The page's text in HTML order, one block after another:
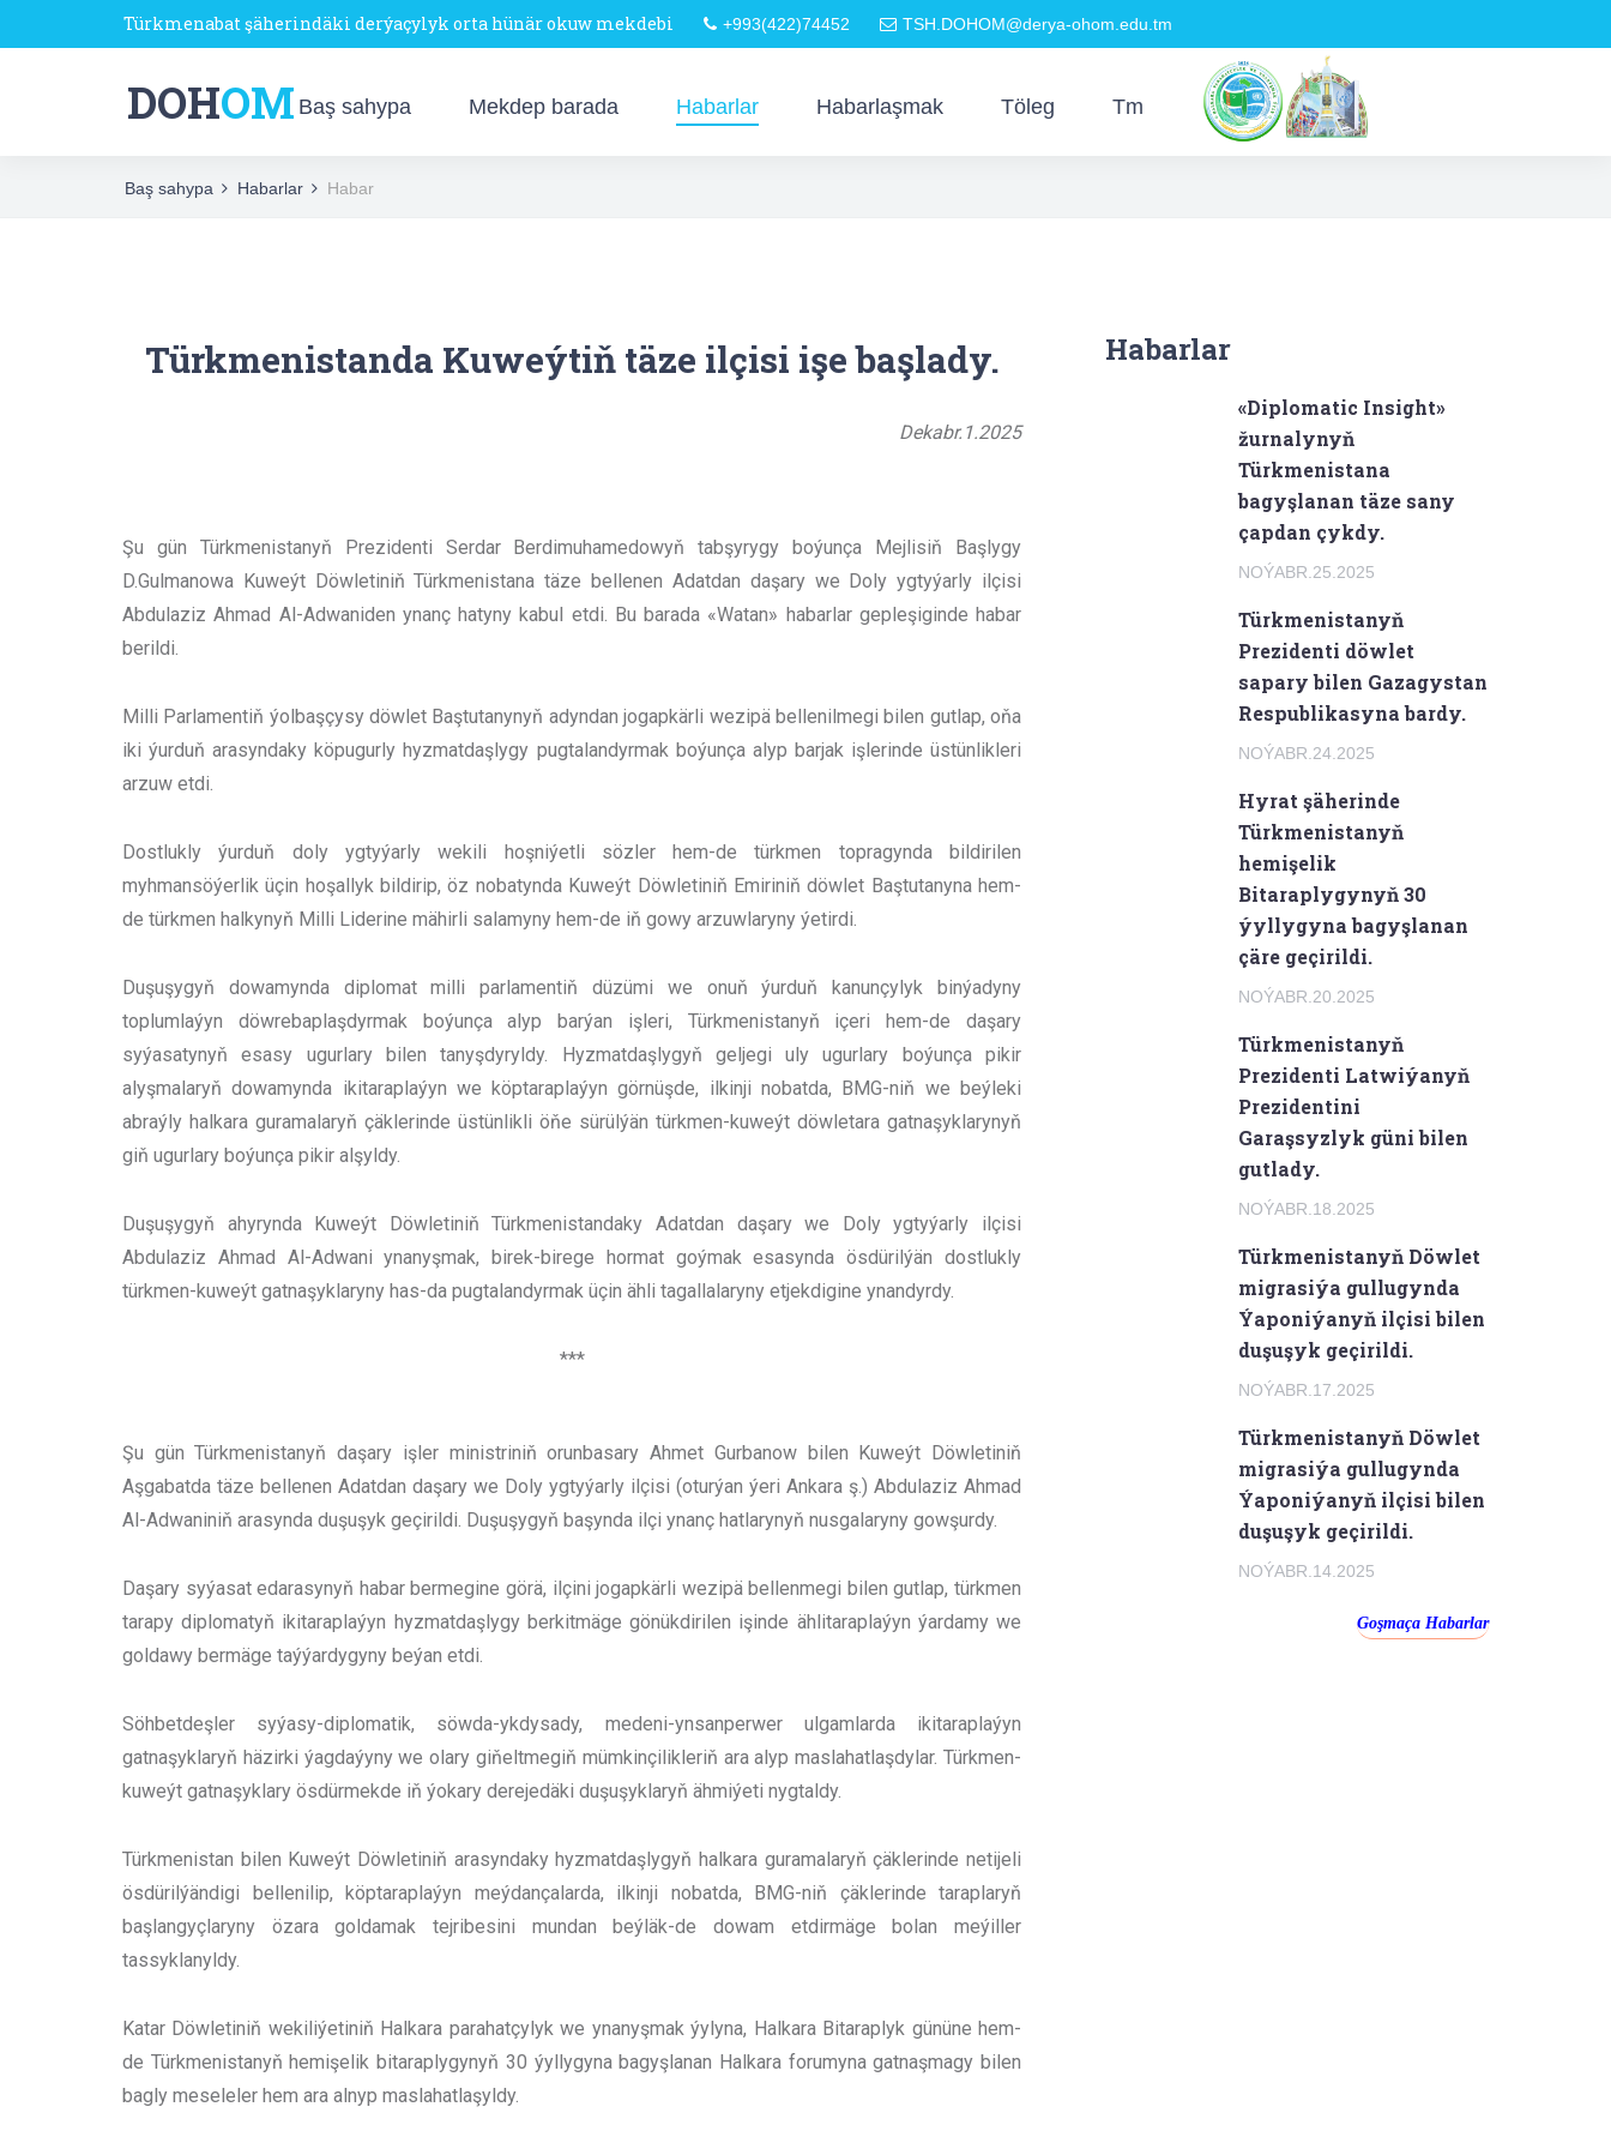
Türkmenabat şäherindäki derýaçylyk orta hünär okuw mekdebi +993(422)74452 TSH.DOHOM@derya-ohom.edu.tm
DOHOM Baş sahypa Mekdep barada Habarlar Habarlaşmak Töleg Tm
Baş sahypa Habarlar Habar
Türkmenistanda Kuweýtiň täze ilçisi işe başlady.
Dekabr.1.2025
Şu gün Türkmenistanyň Prezidenti Serdar Berdimuhamedowyň tabşyrygy boýunça Mejlisiň Başlygy
D.Gulmanowa Kuweýt Döwletiniň Türkmenistana täze bellenen Adatdan daşary we Doly ygtyýarly ilçisi
Abdulaziz Ahmad Al-Adwaniden ynanç hatyny kabul etdi. Bu barada «Watan» habarlar gepleşiginde habar
berildi.
Milli Parlamentiň ýolbaşçysy döwlet Baştutanynyň adyndan jogapkärli wezipä bellenilmegi bilen gutlap, oňa
iki ýurduň arasyndaky köpugurly hyzmatdaşlygy pugtalandyrmak boýunça alyp barjak işlerinde üstünlikleri
arzuw etdi.
Dostlukly ýurduň doly ygtyýarly wekili hoşniýetli sözler hem-de türkmen topragynda bildirilen
myhmansöýerlik üçin hoşallyk bildirip, öz nobatynda Kuweýt Döwletiniň Emiriniň döwlet Baştutanyna hem-
de türkmen halkynyň Milli Liderine mähirli salamyny hem-de iň gowy arzuwlaryny ýetirdi.
Duşuşygyň dowamynda diplomat milli parlamentiň düzümi we onuň ýurduň kanunçylyk binýadyny
toplumlaýyn döwrebaplaşdyrmak boýunça alyp barýan işleri, Türkmenistanyň içeri hem-de daşary
syýasatynyň esasy ugurlary bilen tanyşdyryldy. Hyzmatdaşlygyň geljegi uly ugurlary boýunça pikir
alyşmalaryň dowamynda ikitaraplaýyn we köptaraplaýyn görnüşde, ilkinji nobatda, BMG-niň we beýleki
abraýly halkara guramalaryň çäklerinde üstünlikli öňe sürülýän türkmen-kuweýt döwletara gatnaşyklarynyň
giň ugurlary boýunça pikir alşyldy.
Duşuşygyň ahyrynda Kuweýt Döwletiniň Türkmenistandaky Adatdan daşary we Doly ygtyýarly ilçisi
Abdulaziz Ahmad Al-Adwani ynanyşmak, birek-birege hormat goýmak esasynda ösdürilýän dostlukly
türkmen-kuweýt gatnaşyklaryny has-da pugtalandyrmak üçin ähli tagallalaryny etjekdigine ynandyrdy.
***
Şu gün Türkmenistanyň daşary işler ministriniň orunbasary Ahmet Gurbanow bilen Kuweýt Döwletiniň
Aşgabatda täze bellenen Adatdan daşary we Doly ygtyýarly ilçisi (oturýan ýeri Ankara ş.) Abdulaziz Ahmad
Al-Adwaniniň arasynda duşuşyk geçirildi. Duşuşygyň başynda ilçi ynanç hatlarynyň nusgalaryny gowşurdy.
Daşary syýasat edarasynyň habar bermegine görä, ilçini jogapkärli wezipä bellenmegi bilen gutlap, türkmen
tarapy diplomatyň ikitaraplaýyn hyzmatdaşlygy berkitmäge gönükdirilen işinde ählitaraplaýyn ýardamy we
goldawy bermäge taýýardygyny beýan etdi.
Söhbetdeşler syýasy-diplomatik, söwda-ykdysady, medeni-ynsanperwer ulgamlarda ikitaraplaýyn
gatnaşyklaryň häzirki ýagdaýyny we olary giňeltmegiň mümkinçilikleriň ara alyp maslahatlaşdylar. Türkmen-
kuweýt gatnaşyklary ösdürmekde iň ýokary derejedäki duşuşyklaryň ähmiýeti nygtaldy.
Türkmenistan bilen Kuweýt Döwletiniň arasyndaky hyzmatdaşlygyň halkara guramalaryň çäklerinde netijeli
ösdürilýändigi bellenilip, köptaraplaýyn meýdançalarda, ilkinji nobatda, BMG-niň çäklerinde taraplaryň
başlangyçlaryny özara goldamak tejribesini mundan beýläk-de dowam etdirmäge bolan meýiller
tassyklanyldy.
Katar Döwletiniň wekiliýetiniň Halkara parahatçylyk we ynanyşmak ýylyna, Halkara Bitaraplyk gününe hem-
de Türkmenistanyň hemişelik bitaraplygynyň 30 ýyllygyna bagyşlanan Halkara forumyna gatnaşmagy bilen
bagly meseleler hem ara alnyp maslahatlaşyldy.
Habarlar
«Diplomatic Insight»
žurnalynyň
Türkmenistana
bagyşlanan täze sany
çapdan çykdy.
NOÝABR.25.2025
Türkmenistanyň
Prezidenti döwlet
sapary bilen Gazagystan
Respublikasyna bardy.
NOÝABR.24.2025
Hyrat şäherinde
Türkmenistanyň
hemişelik
Bitaraplygynyň 30
ýyllygyna bagyşlanan
çäre geçirildi.
NOÝABR.20.2025
Türkmenistanyň
Prezidenti Latwiýanyň
Prezidentini
Garaşsyzlyk güni bilen
gutlady.
NOÝABR.18.2025
Türkmenistanyň Döwlet
migrasiýa gullugynda
Ýaponiýanyň ilçisi bilen
duşuşyk geçirildi.
NOÝABR.17.2025
Türkmenistanyň Döwlet
migrasiýa gullugynda
Ýaponiýanyň ilçisi bilen
duşuşyk geçirildi.
NOÝABR.14.2025
Goşmaça Habarlar